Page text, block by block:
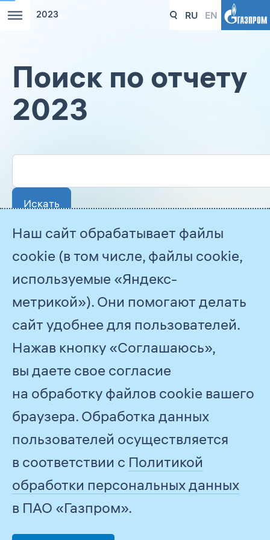
2023 RU EN
Поиск по отчету
2023
© 2026 ПАО «Газпром»
Обратная связь
Все отчеты 2023
Задизайнено вСтудии Артемия
Лебедева
Информация о сайте
Медиа Стандарте
Наш сайт обрабатывает файлы
cookie (в том числе, файлы cookie,
используемые «Яндекс-
метрикой»). Они помогают делать
сайт удобнее для пользователей.
Нажав кнопку «Соглашаюсь»,
вы даете свое согласие
на обработку файлов cookie вашего
браузера. Обработка данных
пользователей осуществляется
в соответствии с Политикой
обработки персональных данных
в ПАО «Газпром».